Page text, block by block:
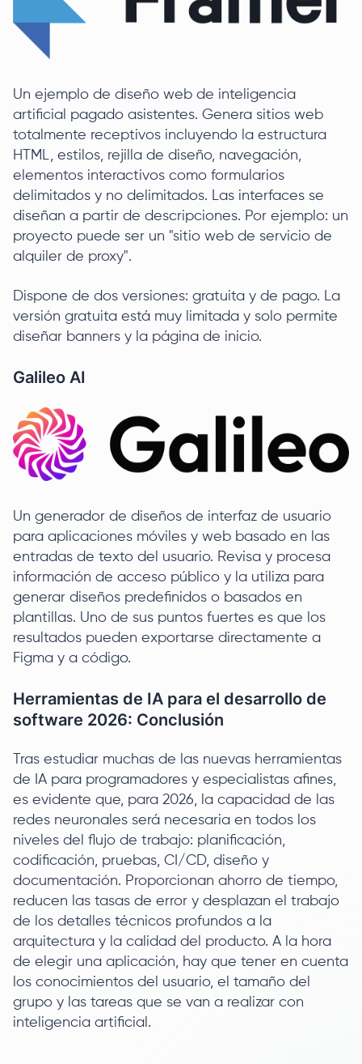
Un ejemplo de diseño web de inteligencia
artificial pagado asistentes. Genera sitios web
totalmente receptivos incluyendo la estructura
HTML, estilos, rejilla de diseño, navegación,
elementos interactivos como formularios
delimitados y no delimitados. Las interfaces se
diseñan a partir de descripciones. Por ejemplo: un
proyecto puede ser un "sitio web de servicio de
alquiler de proxy".
Dispone de dos versiones: gratuita y de pago. La
versión gratuita está muy limitada y solo permite
diseñar banners y la página de inicio.
Galileo AI
Un generador de diseños de interfaz de usuario
para aplicaciones móviles y web basado en las
entradas de texto del usuario. Revisa y procesa
información de acceso público y la utiliza para
generar diseños predefinidos o basados en
plantillas. Uno de sus puntos fuertes es que los
resultados pueden exportarse directamente a
Figma y a código.
Herramientas de IA para el desarrollo de
software 2026: Conclusión
Tras estudiar muchas de las nuevas herramientas
de IA para programadores y especialistas afines,
es evidente que, para 2026, la capacidad de las
redes neuronales será necesaria en todos los
niveles del flujo de trabajo: planificación,
codificación, pruebas, CI/CD, diseño y
documentación. Proporcionan ahorro de tiempo,
reducen las tasas de error y desplazan el trabajo
de los detalles técnicos profundos a la
arquitectura y la calidad del producto. A la hora
de elegir una aplicación, hay que tener en cuenta
los conocimientos del usuario, el tamaño del
grupo y las tareas que se van a realizar con
inteligencia artificial.